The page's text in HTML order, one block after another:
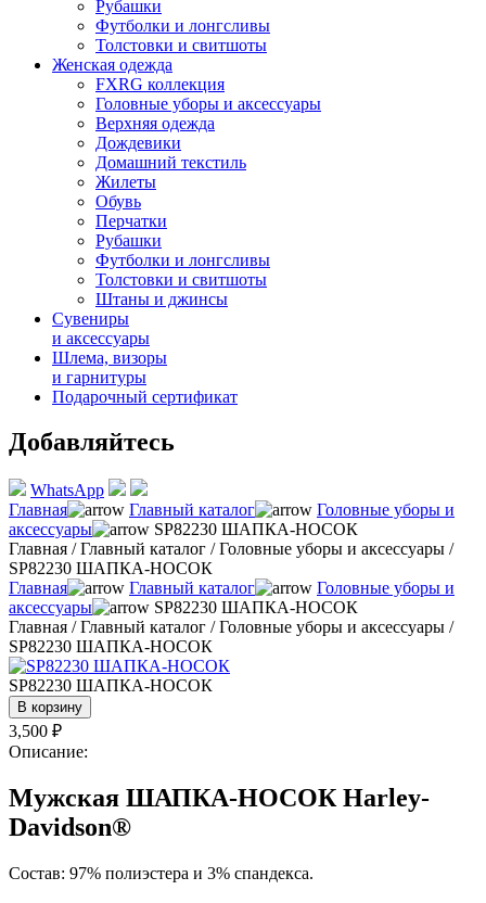
Рубашки
Футболки и лонгсливы
Толстовки и свитшоты
Женская одежда
FXRG коллекция
Головные уборы и аксессуары
Верхняя одежда
Дождевики
Домашний текстиль
Жилеты
Обувь
Перчатки
Рубашки
Футболки и лонгсливы
Толстовки и свитшоты
Штаны и джинсы
Сувениры
и аксессуары
Шлема, визоры
и гарнитуры
Подарочный сертификат
Добавляйтесь
WhatsApp
Главная
Главный каталог
Головные уборы и
аксессуары
SP82230 ШАПКА-НОСОК
Главная /Главный каталог /Головные уборы и аксессуары /
SP82230 ШАПКА-НОСОК
Главная
Главный каталог
Головные уборы и
аксессуары
SP82230 ШАПКА-НОСОК
Главная /Главный каталог /Головные уборы и аксессуары /
SP82230 ШАПКА-НОСОК
SP82230 ШАПКА-НОСОК
В корзину
3,500 ₽
Описание:
Мужская ШАПКА-НОСОК Harley-
Davidson®
Состав: 97% полиэстера и 3% спандекса.